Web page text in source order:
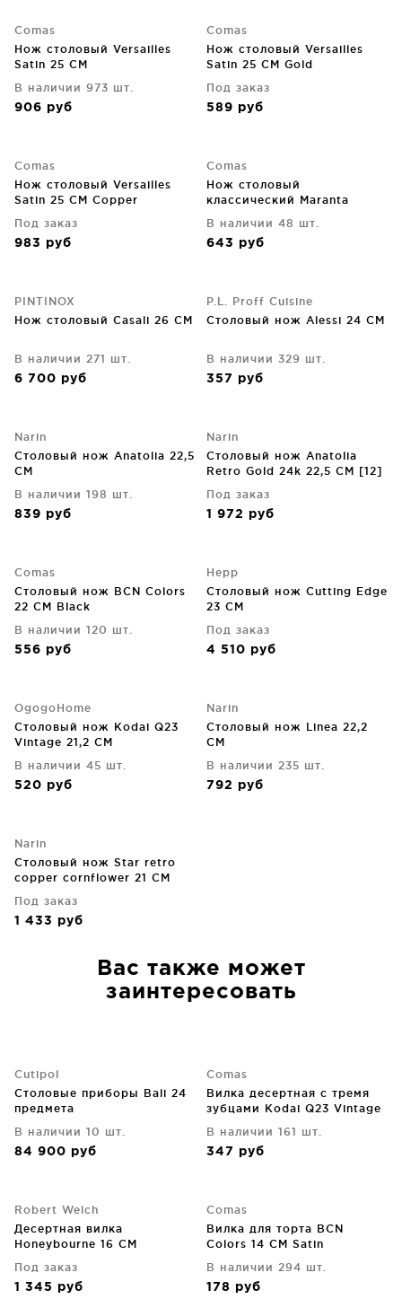
Comas
Нож столовый Versailles
Satin 25 CM
В наличии 973 шт.
906 руб
Comas
Нож столовый Versailles
Satin 25 CM Gold
Под заказ
589 руб
Comas
Нож столовый Versailles
Satin 25 CM Сopper
Под заказ
983 руб
Comas
Нож столовый
классический Maranta
В наличии 48 шт.
643 руб
PINTINOX
Нож столовый Сasali 26 CM
В наличии 271 шт.
6 700 руб
P.L. Proff Cuisine
Столовый нож Alessi 24 CM
В наличии 329 шт.
357 руб
Narin
Столовый нож Anatolia 22,5
CM
В наличии 198 шт.
839 руб
Narin
Столовый нож Anatolia
Retro Gold 24k 22,5 CM [12]
Под заказ
1 972 руб
Comas
Столовый нож BCN Colors
22 CM Black
В наличии 120 шт.
556 руб
Hepp
Столовый нож Cutting Edge
23 CM
Под заказ
4 510 руб
OgogoHome
Столовый нож Kodai Q23
Vintage 21,2 CM
В наличии 45 шт.
520 руб
Narin
Столовый нож Linea 22,2
CM
В наличии 235 шт.
792 руб
Narin
Столовый нож Star retro
copper cornflower 21 CM
Под заказ
1 433 руб
Вас также может
заинтересовать
Cutipol
Cтоловые приборы Bali 24
предмета
В наличии 10 шт.
84 900 руб
Comas
Вилка десертная с тремя
зубцами Kodai Q23 Vintage
В наличии 161 шт.
347 руб
Robert Welch
Десертная вилка
Honeybourne 16 CM
Под заказ
1 345 руб
Comas
Вилка для торта BCN
Colors 14 CM Satin
В наличии 294 шт.
178 руб